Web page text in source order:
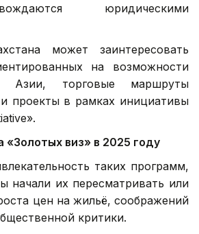
юридическими
может заинтересовать
на возможности
Азии, торговые маршруты
проекты в рамках инициативы
«Золотых виз» в 2025 году
таких программ,
начали их пересматривать или
цен на жильё, соображений
критики.